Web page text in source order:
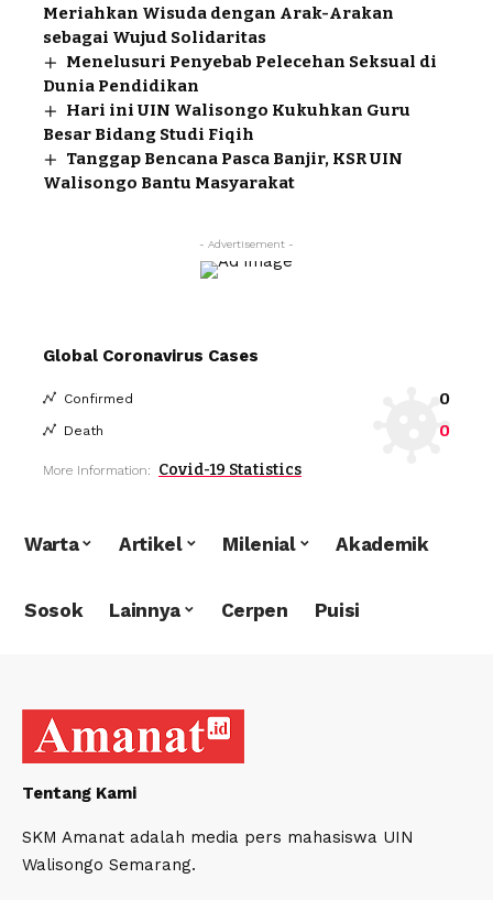
Meriahkan Wisuda dengan Arak-Arakan
sebagai Wujud Solidaritas
Menelusuri Penyebab Pelecehan Seksual di
Dunia Pendidikan
Hari ini UIN Walisongo Kukuhkan Guru
Besar Bidang Studi Fiqih
Tanggap Bencana Pasca Banjir, KSR UIN
Walisongo Bantu Masyarakat
- Advertisement -
Global Coronavirus Cases
Confirmed 0
Death 0
More Information: Covid-19 Statistics
Warta Artikel Milenial Akademik
Sosok Lainnya Cerpen Puisi
Tentang Kami
SKM Amanat adalah media pers mahasiswa UIN
Walisongo Semarang.